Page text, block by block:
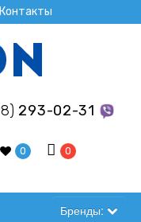
Контакты
293-02-31
0 0
Бренды: